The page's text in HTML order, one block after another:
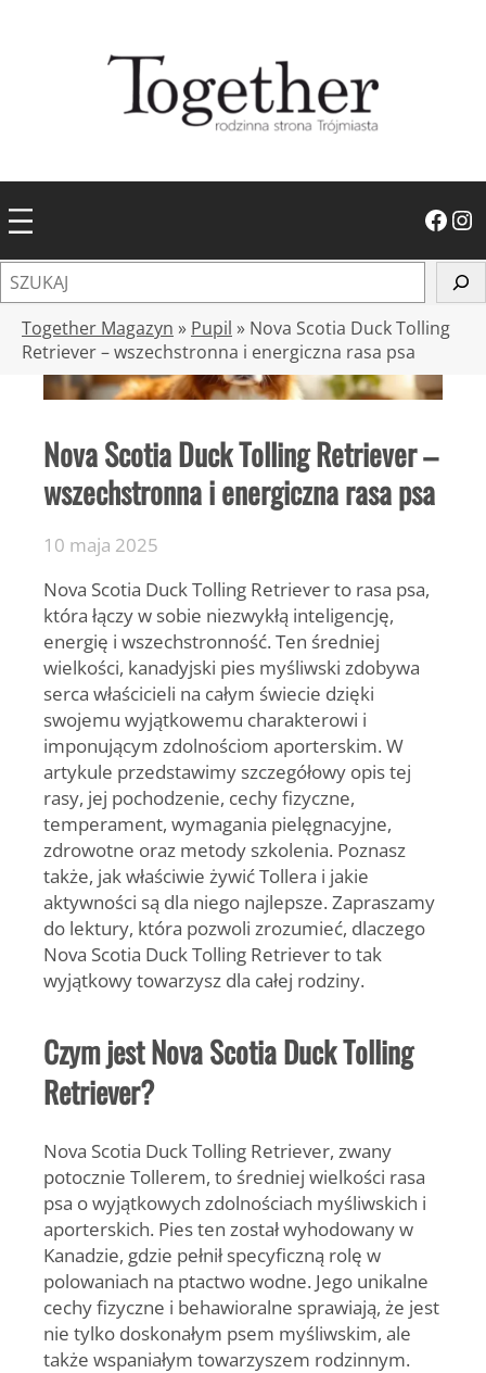
Facebook Instagram
z
Together Magazyn » Pupil » Nova Scotia Duck Tolling
Retriever – wszechstronna i energiczna rasa psa
Nova Scotia Duck Tolling Retriever –
wszechstronna i energiczna rasa psa
10 maja 2025
Nova Scotia Duck Tolling Retrieverto rasa psa,
która łączy w sobie niezwykłą inteligencję,
energię i wszechstronność. Ten średniej
wielkości, kanadyjski pies myśliwski zdobywa
serca właścicieli na całym świecie dzięki
swojemu wyjątkowemu charakterowi i
imponującym zdolnościom aporterskim. W
artykule przedstawimy szczegółowy opis tej
rasy, jej pochodzenie, cechy fizyczne,
temperament, wymagania pielęgnacyjne,
zdrowotne oraz metody szkolenia. Poznasz
także, jak właściwie żywić Tollera i jakie
aktywności są dla niego najlepsze. Zapraszamy
do lektury, która pozwoli zrozumieć, dlaczego
Nova Scotia Duck Tolling Retriever to tak
wyjątkowy towarzysz dla całej rodziny.
Czym jest Nova Scotia Duck Tolling
Retriever?
Nova Scotia Duck Tolling Retriever, zwany
potocznie Tollerem, to średniej wielkości rasa
psa o wyjątkowych zdolnościach myśliwskich i
aporterskich. Pies ten został wyhodowany w
Kanadzie, gdzie pełnił specyficzną rolę w
polowaniach na ptactwo wodne. Jego unikalne
cechy fizyczne i behawioralne sprawiają, że jest
nie tylko doskonałym psem myśliwskim, ale
także wspaniałym towarzyszem rodzinnym.